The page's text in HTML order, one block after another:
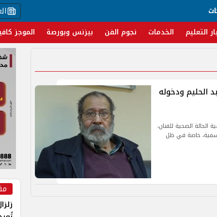
التعليم الخدمات نجوم الفن بيزنس وبورصة الموجز
الحليم ودخوله
الحالة الصحية للفنان،
خاصة في ظل